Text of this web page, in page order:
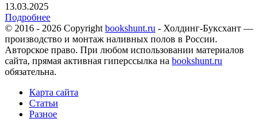
13.03.2025
Подробнее
© 2016 - 2026 Copyright bookshunt.ru - Холдинг-Буксхант —
производство и монтаж наливных полов в России.
Авторское право. При любом использовании материалов
сайта, прямая активная гиперссылка на bookshunt.ru
обязательна.
Карта сайта
Статьи
Разное